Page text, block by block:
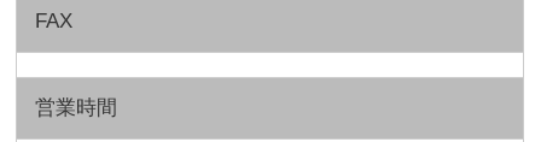
FAX
営業時間